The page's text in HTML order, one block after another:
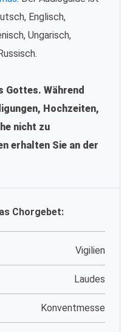
Englisch,
Ungarisch,
Gottes. Während
Hochzeiten,
nicht zu
erhalten Sie an der
Chorgebet:
Vigilien
Laudes
Konventmesse